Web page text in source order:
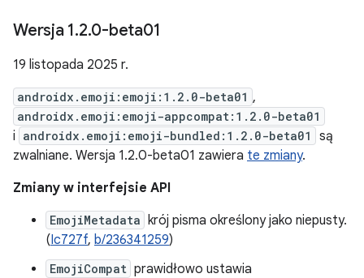
Wersja 1.2.0-beta01
19 listopada 2025 r.
androidx.emoji:emoji:1.2.0-beta01 ,
androidx.emoji:emoji-appcompat:1.2.0-beta01
i androidx.emoji:emoji-bundled:1.2.0-beta01
są
zwalniane. Wersja 1.2.0-beta01 zawiera te zmiany.
Zmiany w interfejsie API
EmojiMetadata krój pisma określony jako niepusty.
(Ic727f, b/236341259)
EmojiCompat prawidłowo ustawia